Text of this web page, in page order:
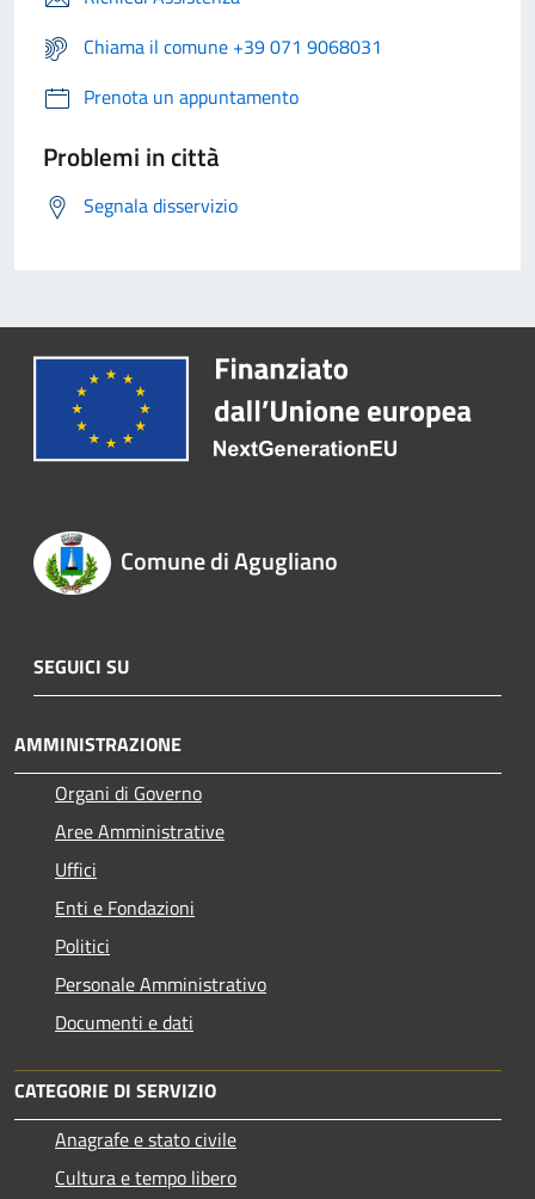
Chiama il comune +39 071 9068031
Prenota un appuntamento
Problemi in città
Segnala disservizio
Comune di Agugliano
SEGUICI SU
AMMINISTRAZIONE
Organi di Governo
Aree Amministrative
Uffici
Enti e Fondazioni
Politici
Personale Amministrativo
Documenti e dati
CATEGORIE DI SERVIZIO
Anagrafe e stato civile
Cultura e tempo libero